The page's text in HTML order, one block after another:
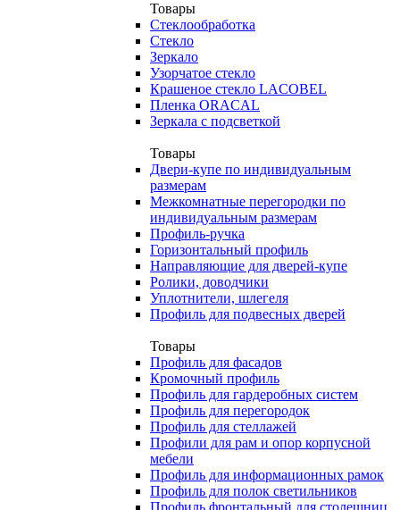
Товары
Стеклообработка
Стекло
Зеркало
Узорчатое стекло
Крашеное стекло LACOBEL
Пленка ORACAL
Зеркала с подсветкой
Товары
Двери-купе по индивидуальным
размерам
Межкомнатные перегородки по
индивидуальным размерам
Профиль-ручка
Горизонтальный профиль
Направляющие для дверей-купе
Ролики, доводчики
Уплотнители, шлегеля
Профиль для подвесных дверей
Товары
Профиль для фасадов
Кромочный профиль
Профиль для гардеробных систем
Профиль для перегородок
Профиль для стеллажей
Профили для рам и опор корпусной
мебели
Профиль для информационных рамок
Профиль для полок светильников
Профиль фронтальный для столешниц